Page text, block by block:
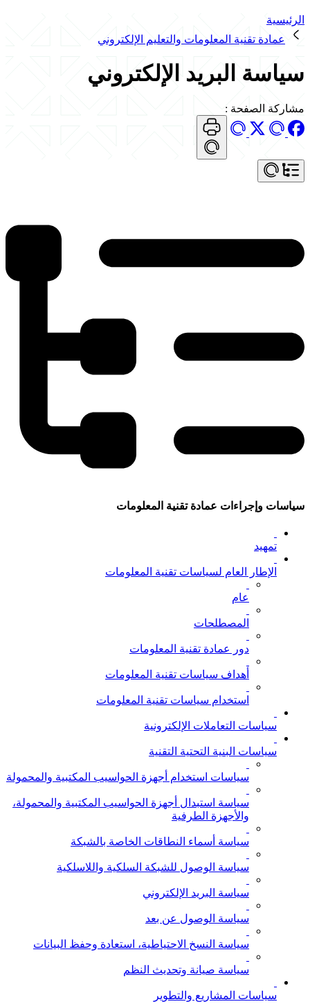
الرئيسية
عمادة تقنية المعلومات والتعليم الإلكتروني
سياسة البريد الإلكتروني
مشاركة الصفحة :
سياسات وإجراءات عمادة تقنية المعلومات
تمهيد
الإطار العام لسياسات تقنية المعلومات
عام
المصطلحات
دور عمادة تقنية المعلومات
أهداف سياسات تقنية المعلومات
استخدام سياسات تقنية المعلومات
سياسات التعاملات الإلكترونية
سياسات البنية التحتية التقنية
سياسات استخدام أجهزة الحواسيب المكتبية والمحمولة
سياسة استبدال أجهزة الحواسيب المكتبية والمحمولة،
والأجهزة الطرفية
سياسة أسماء النطاقات الخاصة بالشبكة
سياسة الوصول للشبكة السلكية واللاسلكية
سياسة البريد الإلكتروني
سياسة الوصول عن بعد
سياسة النسخ الاحتياطية، استعادة وحفظ البيانات
سياسة صيانة وتحديث النظم
سياسات المشاريع والتطوير